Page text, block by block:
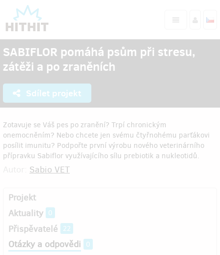
SABIFLOR pomáhá psům při stresu,
zátěži a po zraněních
Sdílet projekt
Zotavuje se Váš pes po zranění? Trpí chronickým
onemocněním? Nebo chcete jen svému čtyřnohému parťákovi
posílit imunitu? Podpořte první výrobu nového veterinárního
přípravku Sabiflor využívajícího sílu prebiotik a nukleotidů.
Sabio VET
Projekt
Aktuality 0
Přispěvatelé 22
Otázky a odpovědi 0